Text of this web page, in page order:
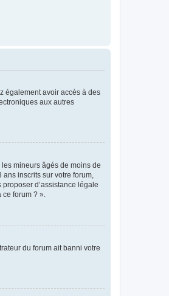
également avoir accès à des
aux autres
mineurs âgés de moins de
inscrits sur votre forum,
d’assistance légale
forum ? ».
du forum ait banni votre